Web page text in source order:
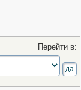
Перейти в: